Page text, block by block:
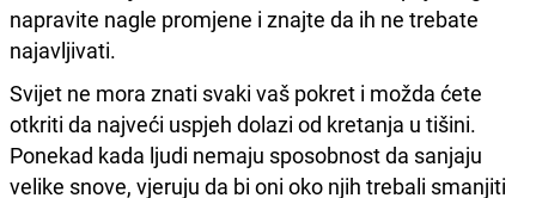
napravite nagle promjene i znajte da ih ne trebate
najavljivati.
Svijet ne mora znati svaki vaš pokret i možda ćete
otkriti da najveći uspjeh dolazi od kretanja u tišini.
Ponekad kada ljudi nemaju sposobnost da sanjaju
velike snove, vjeruju da bi oni oko njih trebali smanjiti